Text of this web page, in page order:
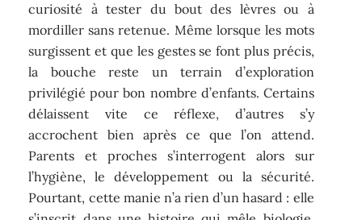
curiosité à tester du bout des lèvres ou à
mordiller sans retenue. Même lorsque les mots
surgissent et que les gestes se font plus précis,
la bouche reste un terrain d’exploration
privilégié pour bon nombre d’enfants. Certains
délaissent vite ce réflexe, d’autres s’y
accrochent bien après ce que l’on attend.
Parents et proches s’interrogent alors sur
l’hygiène, le développement ou la sécurité.
Pourtant, cette manie n’a rien d’un hasard : elle